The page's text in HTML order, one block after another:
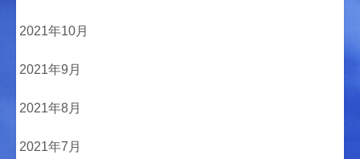
2021年10月
2021年9月
2021年8月
2021年7月